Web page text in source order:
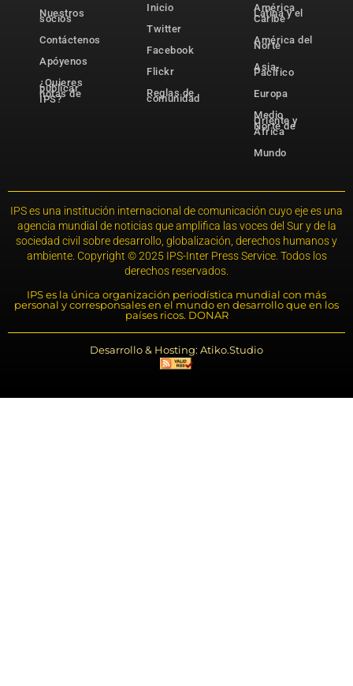
Nuestros
socios
Contáctenos
Apóyenos
¿Quieres
publicar
notas de
IPS?
Inicio
Twitter
Facebook
Flickr
Reglas de
comunidad
América
Latina y el
Caribe
América del
Norte
Asia-
Pacífico
Europa
Medio
Oriente y
Norte de
África
Mundo
IPS es una institución internacional de comunicación cuyo eje es una
agencia mundial de noticias que amplifica las voces del Sur y de la
sociedad civil sobre desarrollo, globalización, derechos humanos y
ambiente. Copyright © 2025 IPS-Inter Press Service. Todos los
derechos reservados.
IPS es la única organización periodística mundial con más
personal y corresponsales en el mundo en desarrollo que en los
países ricos. DONAR
Desarrollo & Hosting: Atiko.Studio